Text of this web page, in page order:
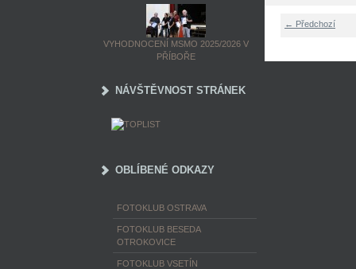
VYHODNOCENÍ MSMO 2025/2026 V
PŘÍBOŘE
NÁVŠTĚVNOST STRÁNEK
OBLÍBENÉ ODKAZY
FOTOKLUB OSTRAVA
FOTOKLUB BESEDA
OTROKOVICE
FOTOKLUB VSETÍN
← Předchozí